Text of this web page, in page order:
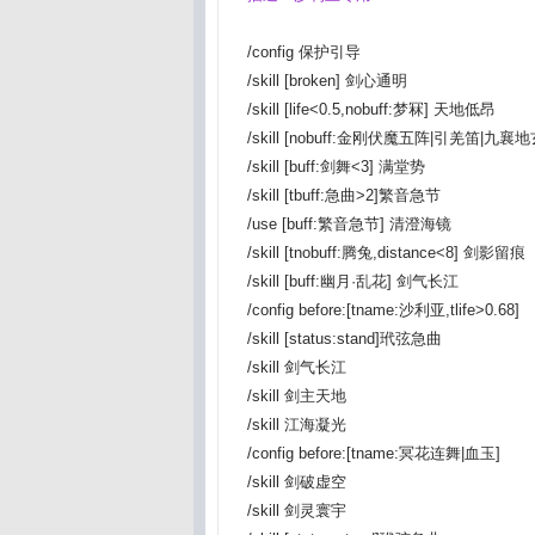
/config 保护引导
/skill [broken] 剑心通明
/skill [life<0.5,nobuff:梦冧] 天地低昂
/skill [nobuff:金刚伏魔五阵|引羌笛|九襄地
/skill [buff:剑舞<3] 满堂势
/skill [tbuff:急曲>2]繁音急节
/use [buff:繁音急节] 清澄海镜
/skill [tnobuff:腾兔,distance<8] 剑影留痕
/skill [buff:幽月·乱花] 剑气长江
/config before:[tname:沙利亚,tlife>0.68]
/skill [status:stand]玳弦急曲
/skill 剑气长江
/skill 剑主天地
/skill 江海凝光
/config before:[tname:冥花连舞|血玉]
/skill 剑破虚空
/skill 剑灵寰宇